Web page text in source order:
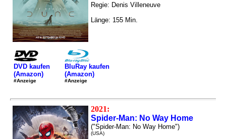
Regie: Denis Villeneuve
Länge: 155 Min.
DVD kaufen
(Amazon)
#Anzeige
BluRay kaufen
(Amazon)
#Anzeige
2021:
Spider-Man: No Way Home
("Spider-Man: No Way Home")
(USA)